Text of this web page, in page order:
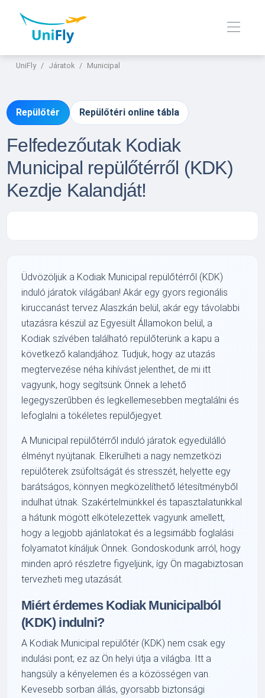
UniFly Járatok Municipal
Repülőtér Repülőtéri online tábla
Felfedezőutak Kodiak
Municipal repülőtérről (KDK)
Kezdje Kalandját!
Üdvözöljük a Kodiak Municipal repülőtérről (KDK)
induló járatok világában! Akár egy gyors regionális
kiruccanást tervez Alaszkán belül, akár egy távolabbi
utazásra készül az Egyesült Államokon belül, a
Kodiak szívében található repülőterünk a kapu a
következő kalandjához. Tudjuk, hogy az utazás
megtervezése néha kihívást jelenthet, de mi itt
vagyunk, hogy segítsünk Önnek a lehető
legegyszerűbben és legkellemesebben megtalálni és
lefoglalni a tökéletes repülőjegyet.
A Municipal repülőtérről induló járatok egyedülálló
élményt nyújtanak. Elkerülheti a nagy nemzetközi
repülőterek zsúfoltságát és stresszét, helyette egy
barátságos, könnyen megközelíthető létesítményből
indulhat útnak. Szakértelmünkkel és tapasztalatunkkal
a hátunk mögött elkötelezettek vagyunk amellett,
hogy a legjobb ajánlatokat és a legsimább foglalási
folyamatot kínáljuk Önnek. Gondoskodunk arról, hogy
minden apró részletre figyeljünk, így Ön magabiztosan
tervezheti meg utazását.
Miért érdemes Kodiak Municipalból
(KDK) indulni?
A Kodiak Municipal repülőtér (KDK) nem csak egy
indulási pont; ez az Ön helyi útja a világba. Itt a
hangsúly a kényelemen és a közösségen van.
Kevesebb sorban állás, gyorsabb biztonsági